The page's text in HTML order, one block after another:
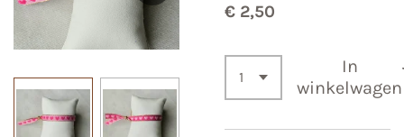
€ 2,50
In
winkelwagen